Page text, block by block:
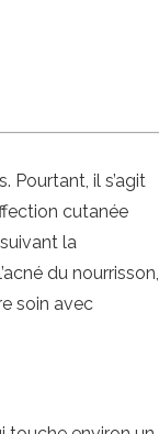
Pourtant, il s’agit
cutanée
la
du nourrisson,
soin avec